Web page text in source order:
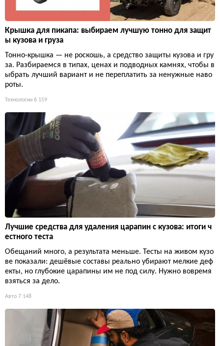
Крышка для пикапа: выбираем лучшую тонно для защит
ы кузова и груза
Тонно-крышка — не роскошь, а средство защиты кузова и гру
за. Разбираемся в типах, ценах и подводных камнях, чтобы в
ыбрать лучший вариант и не переплатить за ненужные наво
роты.
Технологии 6 159
Лучшие средства для удаления царапин с кузова: итоги ч
естного теста
Обещаний много, а результата меньше. Тесты на живом кузо
ве показали: дешёвые составы реально убирают мелкие деф
екты, но глубокие царапины им не под силу. Нужно вовремя
взяться за дело.
Авто 7 148